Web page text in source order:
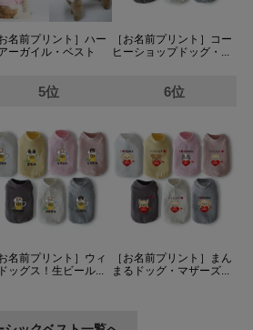
お名前プリント］ハー
ーガイル・ベスト
［お名前プリント］コー
ヒーショップドッグ・...
5位
お名前プリント］ウィ
ッグス！生ビール...
6位
［お名前プリント］まん
まるドッグ・マザーズ...